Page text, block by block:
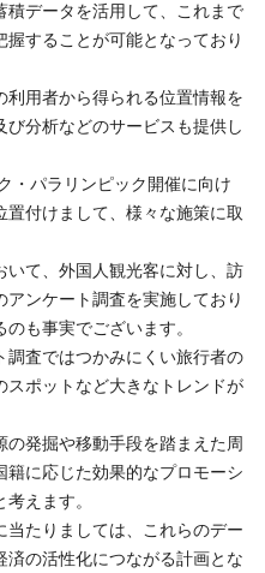
積データを活用して、これまで
することが可能となっており
利用者から得られる位置情報を
分析などのサービスも提供し
・パラリンピック開催に向け
付けまして、様々な施策に取
て、外国人観光客に対し、訪
ンケート調査を実施しており
も事実でございます。
調査ではつかみにくい旅行者の
スポットなど大きなトレンドが
発掘や移動手段を踏まえた周
に応じた効果的なプロモーシ
えます。
たりましては、これらのデー
済の活性化につながる計画とな